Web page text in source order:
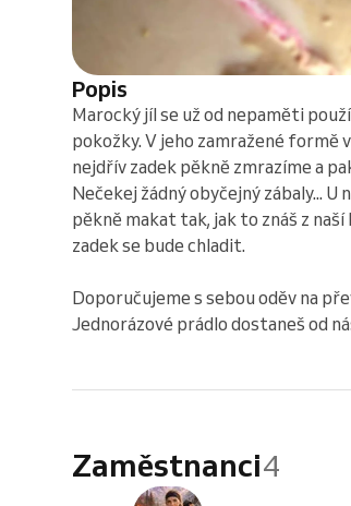
Popis
Marocký jíl se už od nepaměti
pokožky. V jeho zamražené formě
nejdřív zadek pěkně zmrazíme a
Nečekej žádný obyčejný zábaly...
pěkně makat tak, jak to znáš z
zadek se bude chladit.
Doporučujeme s sebou oděv na
Jednorázové prádlo dostaneš od
Zaměstnanci4